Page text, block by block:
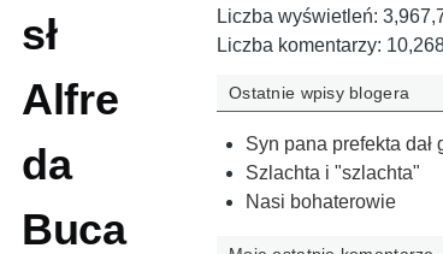
sł
Alfre
da
Buca
Liczba wyświetleń:
Liczba komentarzy:
Ostatnie wpisy blogera
Syn pana prefekta dał
Szlachta i "szlachta"
Nasi bohaterowie